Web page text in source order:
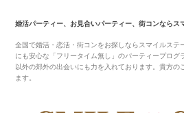
婚活パーティー、お見合いパーティー、街コンならス
全国で婚活・恋活・街コンをお探しならスマイルステ
にも安心な「フリータイム無し」のパーティープログ
以外の郊外の出会いにも力を入れております。貴方の
ます。